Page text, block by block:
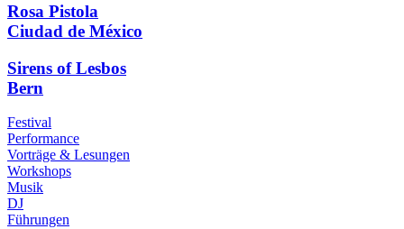
Rosa Pistola
Ciudad de México
Sirens of Lesbos
Bern
Festival
Performance
Vorträge & Lesungen
Workshops
Musik
DJ
Führungen